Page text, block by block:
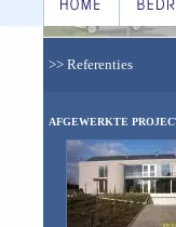
>> Referenties
AFGEWERKTE